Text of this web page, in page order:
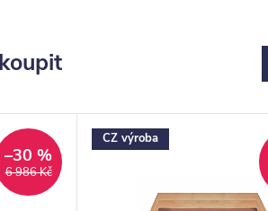
6 986 Kč
–30 %
CZ výroba